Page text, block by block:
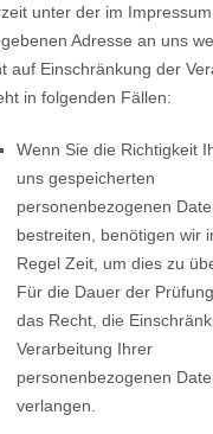
unter der im Impressum
Adresse an uns
auf Einschränkung der
in folgenden Fällen:
Wenn Sie die Richtigkeit
uns gespeicherten
personenbezogenen
bestreiten, benötigen wir
Regel Zeit, um dies zu
Für die Dauer der
das Recht, die
Verarbeitung Ihrer
personenbezogenen
verlangen.